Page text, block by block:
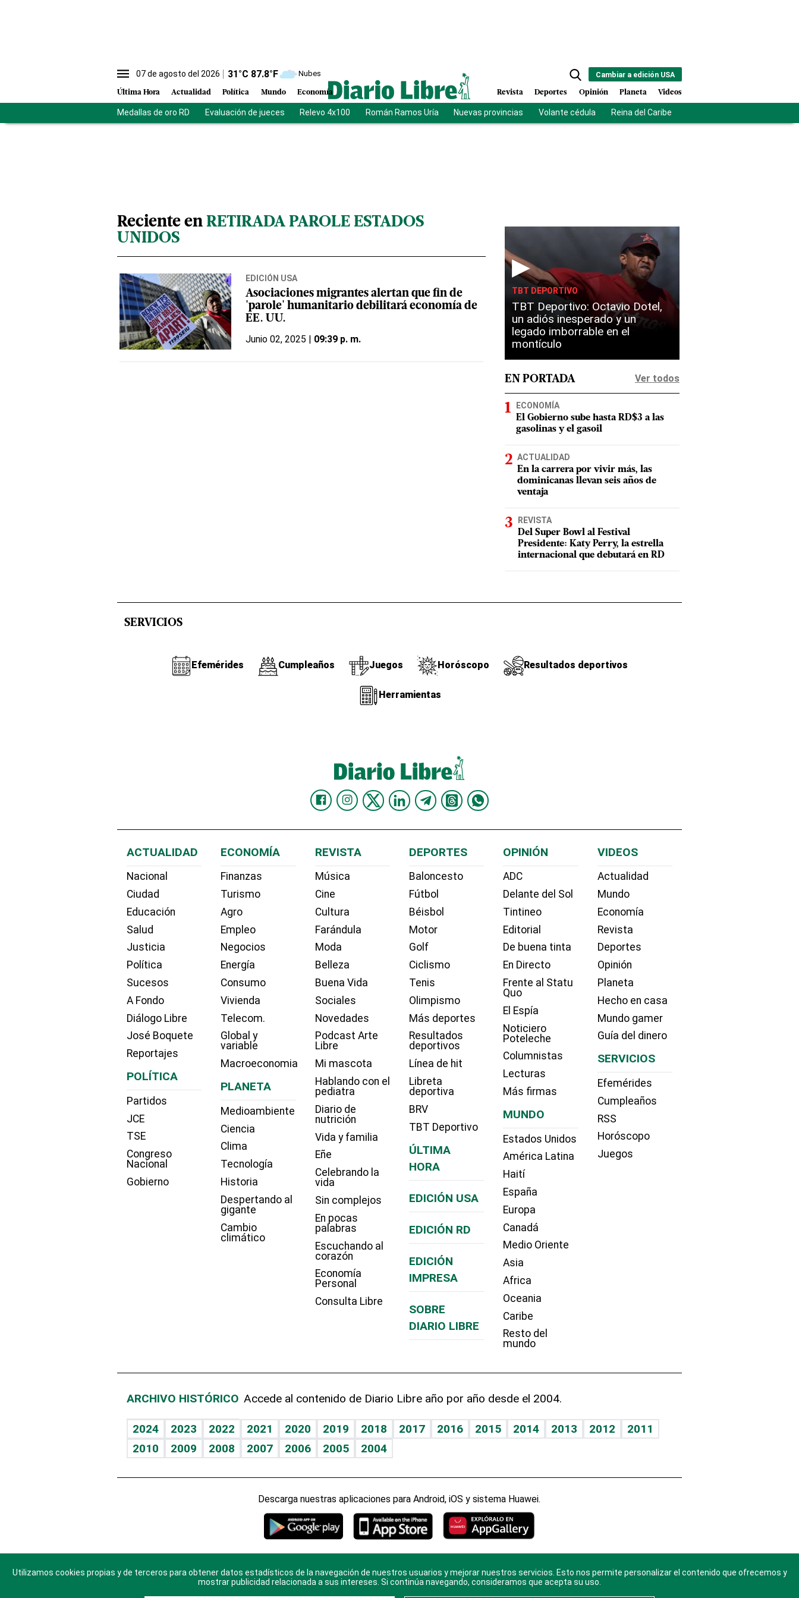
07 de agosto del 2026 31°C 87.8°F Nubes
Última Hora Actualidad Política Mundo Economía
Cambiar a edición USA
Revista Deportes Opinión Planeta Videos
Medallas de oro RD Evaluación de jueces Relevo 4x100 Román Ramos Uría Nuevas provincias Volante cédula Reina del Caribe
Reciente en RETIRADA PAROLE ESTADOS
UNIDOS
EDICIÓN USA
Asociaciones migrantes alertan que fin de
'parole' humanitario debilitará economía de
EE. UU.
Junio 02, 2025 | 09:39 p. m.
▶
TBT DEPORTIVO
TBT Deportivo: Octavio Dotel,
un adiós inesperado y un
legado imborrable en el
montículo
EN PORTADA Ver todos
ECONOMÍA
El Gobierno sube hasta RD$3 a las
gasolinas y el gasoil
ACTUALIDAD
En la carrera por vivir más, las
dominicanas llevan seis años de
ventaja
REVISTA
Del Super Bowl al Festival
Presidente: Katy Perry, la estrella
internacional que debutará en RD
SERVICIOS
Efemérides Cumpleaños Juegos Horóscopo Resultados deportivos
Herramientas
ACTUALIDAD
Nacional
Ciudad
Educación
Salud
Justicia
Política
Sucesos
A Fondo
Diálogo Libre
José Boquete
Reportajes
POLÍTICA
Partidos
JCE
TSE
Congreso
Nacional
Gobierno
ECONOMÍA
Finanzas
Turismo
Agro
Empleo
Negocios
Energía
Consumo
Vivienda
Telecom.
Global y
variable
Macroeconomia
PLANETA
Medioambiente
Ciencia
Clima
Tecnología
Historia
Despertando al
gigante
Cambio
climático
REVISTA
Música
Cine
Cultura
Farándula
Moda
Belleza
Buena Vida
Sociales
Novedades
Podcast Arte
Libre
Mi mascota
Hablando con el
pediatra
Diario de
nutrición
Vida y familia
Eñe
Celebrando la
vida
Sin complejos
En pocas
palabras
Escuchando al
corazón
Economía
Personal
Consulta Libre
DEPORTES
Baloncesto
Fútbol
Béisbol
Motor
Golf
Ciclismo
Tenis
Olimpismo
Más deportes
Resultados
deportivos
Línea de hit
Libreta
deportiva
BRV
TBT Deportivo
ÚLTIMA
HORA
EDICIÓN USA
EDICIÓN RD
EDICIÓN
IMPRESA
SOBRE
DIARIO LIBRE
OPINIÓN
ADC
Delante del Sol
Tintineo
Editorial
De buena tinta
En Directo
Frente al Statu
Quo
El Espía
Noticiero
Poteleche
Columnistas
Lecturas
Más firmas
MUNDO
Estados Unidos
América Latina
Haití
España
Europa
Canadá
Medio Oriente
Asia
Africa
Oceania
Caribe
Resto del
mundo
VIDEOS
Actualidad
Mundo
Economía
Revista
Deportes
Opinión
Planeta
Hecho en casa
Mundo gamer
Guía del dinero
SERVICIOS
Efemérides
Cumpleaños
RSS
Horóscopo
Juegos
ARCHIVO HISTÓRICO Accede al contenido de Diario Libre año por año desde el 2004.
2024 2023 2022 2021 2020 2019 2018 2017 2016 2015 2014 2013 2012
2011
2010
2009 2008 2007 2006 2005 2004
Descarga nuestras aplicaciones para Android, iOS y sistema Huawei.
© 2025 Diario Libre, todos los derechos reservados. Consulta elAviso Legal . Ponte
enContactocon nosotros y conoce más sobreDiario Libre
Utilizamos cookies propias y de terceros para obtener datos estadísticos de la navegación de nuestros usuarios y mejorar nuestros servicios. Esto nos permite personalizar el contenido que ofrecemos y
mostrar publicidad relacionada a sus intereses. Si continúa navegando, consideramos que acepta su uso.